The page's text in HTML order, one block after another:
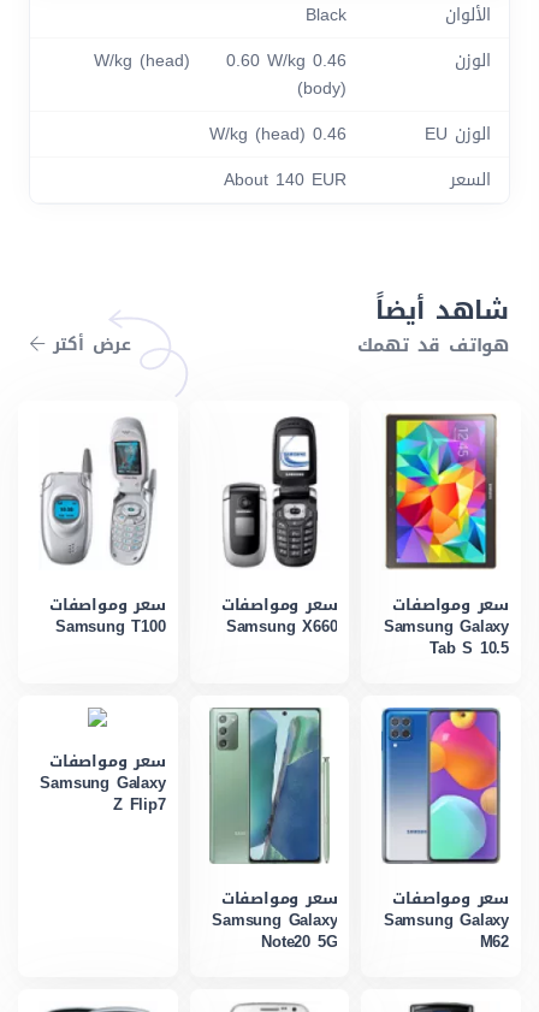
الألوان
Black
الوزن
0.46 W/kg (head) 0.60 W/kg
(body)
الوزن EU
0.46 W/kg (head)
السعر
About 140 EUR
شاهد أيضاً
هواتف قد تهمك عرض أكتر
سعر ومواصفات
Samsung Galaxy
Tab S 10.5
سعر ومواصفات
Samsung X660
سعر ومواصفات
Samsung T100
سعر ومواصفات
Samsung Galaxy
M62
سعر ومواصفات
Samsung Galaxy
Note20 5G
سعر ومواصفات
Samsung Galaxy
Z Flip7